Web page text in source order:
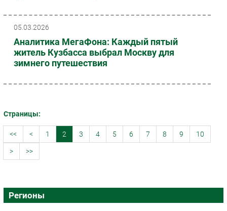
05.03.2026
Аналитика МегаФона: Каждый пятый
житель Кузбасса выбрал Москву для
зимнего путешествия
Страницы:
<< < 1 2 3 4 5 6 7 8 9 10
> >>
Регионы